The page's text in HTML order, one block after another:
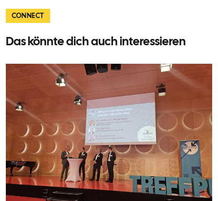
CONNECT
Das könnte dich auch interessieren